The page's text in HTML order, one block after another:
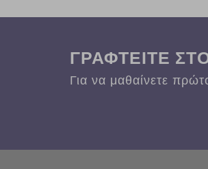
ΓΡΑΦΤΕΙΤΕ
Για να μαθαίνετε